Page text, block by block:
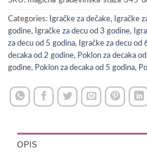
Categories: Igračke za dečake, Igračke
godine, Igračke za decu od 3 godine,
za decu od 5 godina, Igračke za decu od
decaka od 2 godine, Poklon za decaka
godine, Poklon za decaka od 5 godina,
OPIS